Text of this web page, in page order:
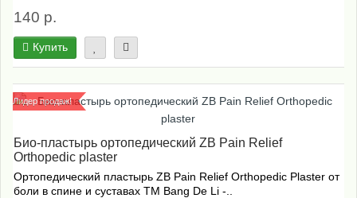
140 р.
Купить
Лидер продаж!
Био-пластырь ортопедический ZB Pain Relief
Orthopedic plaster
Ортопедический пластырь ZB Pain Relief Orthopedic Plaster от
боли в спине и суставах ТМ Bang De Li -..